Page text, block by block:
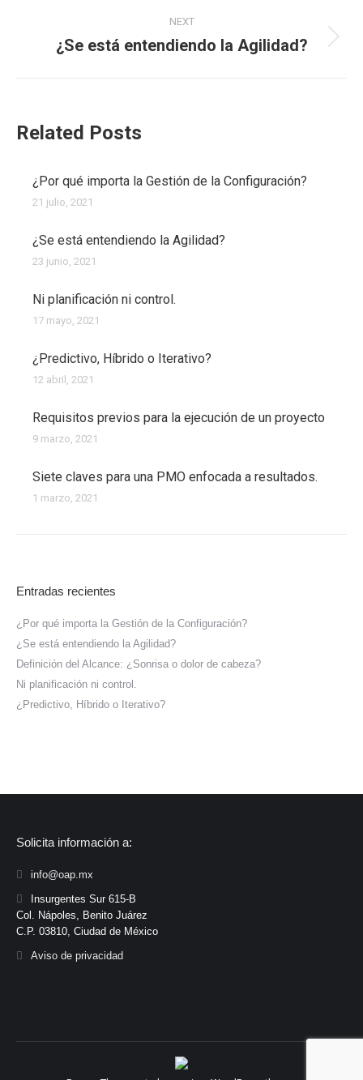
NEXT
Next
¿Se está entendiendo la Agilidad?
Related Posts
¿Por qué importa la Gestión de la Configuración?
21 julio, 2021
¿Se está entendiendo la Agilidad?
23 junio, 2021
Ni planificación ni control.
17 mayo, 2021
¿Predictivo, Híbrido o Iterativo?
12 abril, 2021
Requisitos previos para la ejecución de un proyecto
9 marzo, 2021
Siete claves para una PMO enfocada a resultados.
1 marzo, 2021
Entradas recientes
¿Por qué importa la Gestión de la Configuración?
¿Se está entendiendo la Agilidad?
Definición del Alcance: ¿Sonrisa o dolor de cabeza?
Ni planificación ni control.
¿Predictivo, Híbrido o Iterativo?
Solicita información a:
info@oap.mx
Insurgentes Sur 615-B
Col. Nápoles, Benito Juárez
C.P. 03810, Ciudad de México
Aviso de privacidad